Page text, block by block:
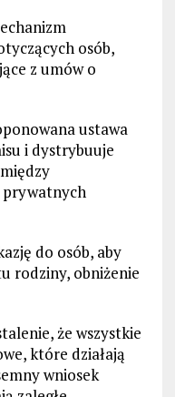
osób,
z umów o
ustawa
i dystrybuuje
prywatnych
do osób, aby
rodziny, obniżenie
że wszystkie
które działają
wniosek